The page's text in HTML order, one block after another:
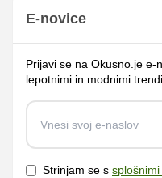
E-novice
Prijavi se na Okusno.je e-
lepotnimi in modnimi
Strinjam se s